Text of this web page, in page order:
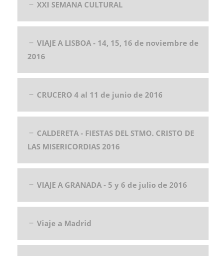
XXI SEMANA CULTURAL
VIAJE A LISBOA - 14, 15, 16 de noviembre de
2016
CRUCERO 4 al 11 de junio de 2016
CALDERETA - FIESTAS DEL STMO. CRISTO DE
LAS MISERICORDIAS 2016
VIAJE A GRANADA - 5 y 6 de julio de 2016
Viaje a Madrid